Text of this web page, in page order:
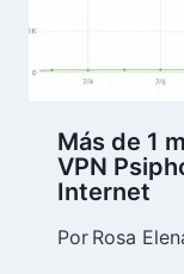
Más de 1
VPN
Internet
Por Rosa